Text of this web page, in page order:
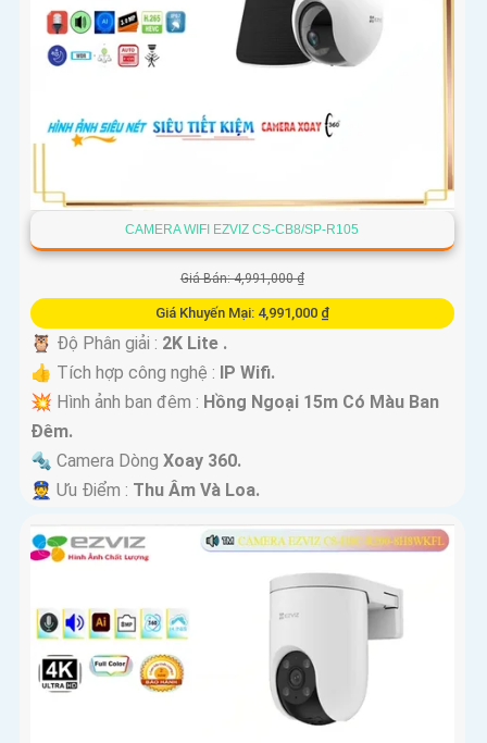
CAMERA WIFI EZVIZ CS-CB8/SP-R105
Giá Bán: 4,991,000 ₫
Giá Khuyến Mại: 4,991,000 ₫
🦉 Độ Phân giải : 2K Lite .
👍 Tích hợp công nghệ :
IP Wifi.
💥 Hình ảnh ban đêm : Hồng Ngoại 15m Có Màu Ban
Ðêm.
🔩 Camera Dòng Xoay 360.
️👮 Ưu Điểm : Thu Âm Và Loa.